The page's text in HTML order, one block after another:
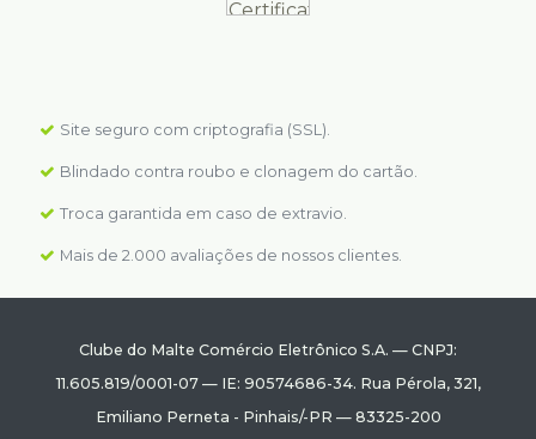
Site seguro com criptografia (SSL).
Blindado contra roubo e clonagem do cartão.
Troca garantida em caso de extravio.
Mais de 2.000 avaliações de nossos clientes.
Clube do Malte Comércio Eletrônico S.A. — CNPJ:
11.605.819/0001-07— IE: 90574686-34. Rua Pérola, 321,
Emiliano Perneta - Pinhais/-PR — 83325-200